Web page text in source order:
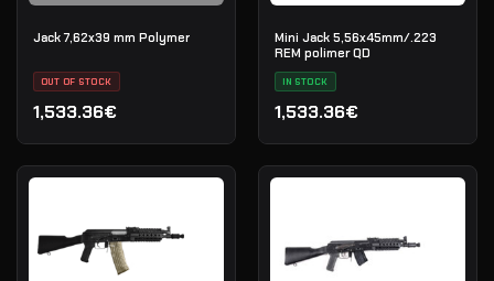
Jack 7,62x39 mm Polymer
OUT OF STOCK
1,533.36€
Mini Jack 5,56x45mm/.223
REM polimer QD
IN STOCK
1,533.36€